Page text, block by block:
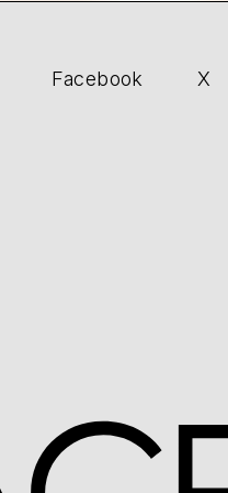
Facebook X